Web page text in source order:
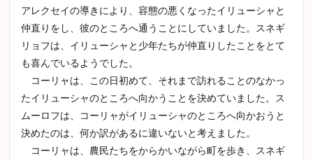
の対
2.8
との
対面
2.9
スメ
ルジ
フの
アレクセイの導きにより、容態の悪くなったイリューシャと
仲直りをし、彼のところへ通うことにしていました。スネギ
リョフは、イリューシャと少年たちが仲直りしたことをとて
も喜んでいるようでした。
コーリャは、この日初めて、それまで訪れることのなかっ
たイリューシャのところへ向かうことを決めていました。ス
ムーロフは、コーリャがイリューシャのところへ向かおうと
決めたのは、何か訳があるに違いないと考えました。
コーリャは、農民たちをからかいながら町を歩き、スネギ